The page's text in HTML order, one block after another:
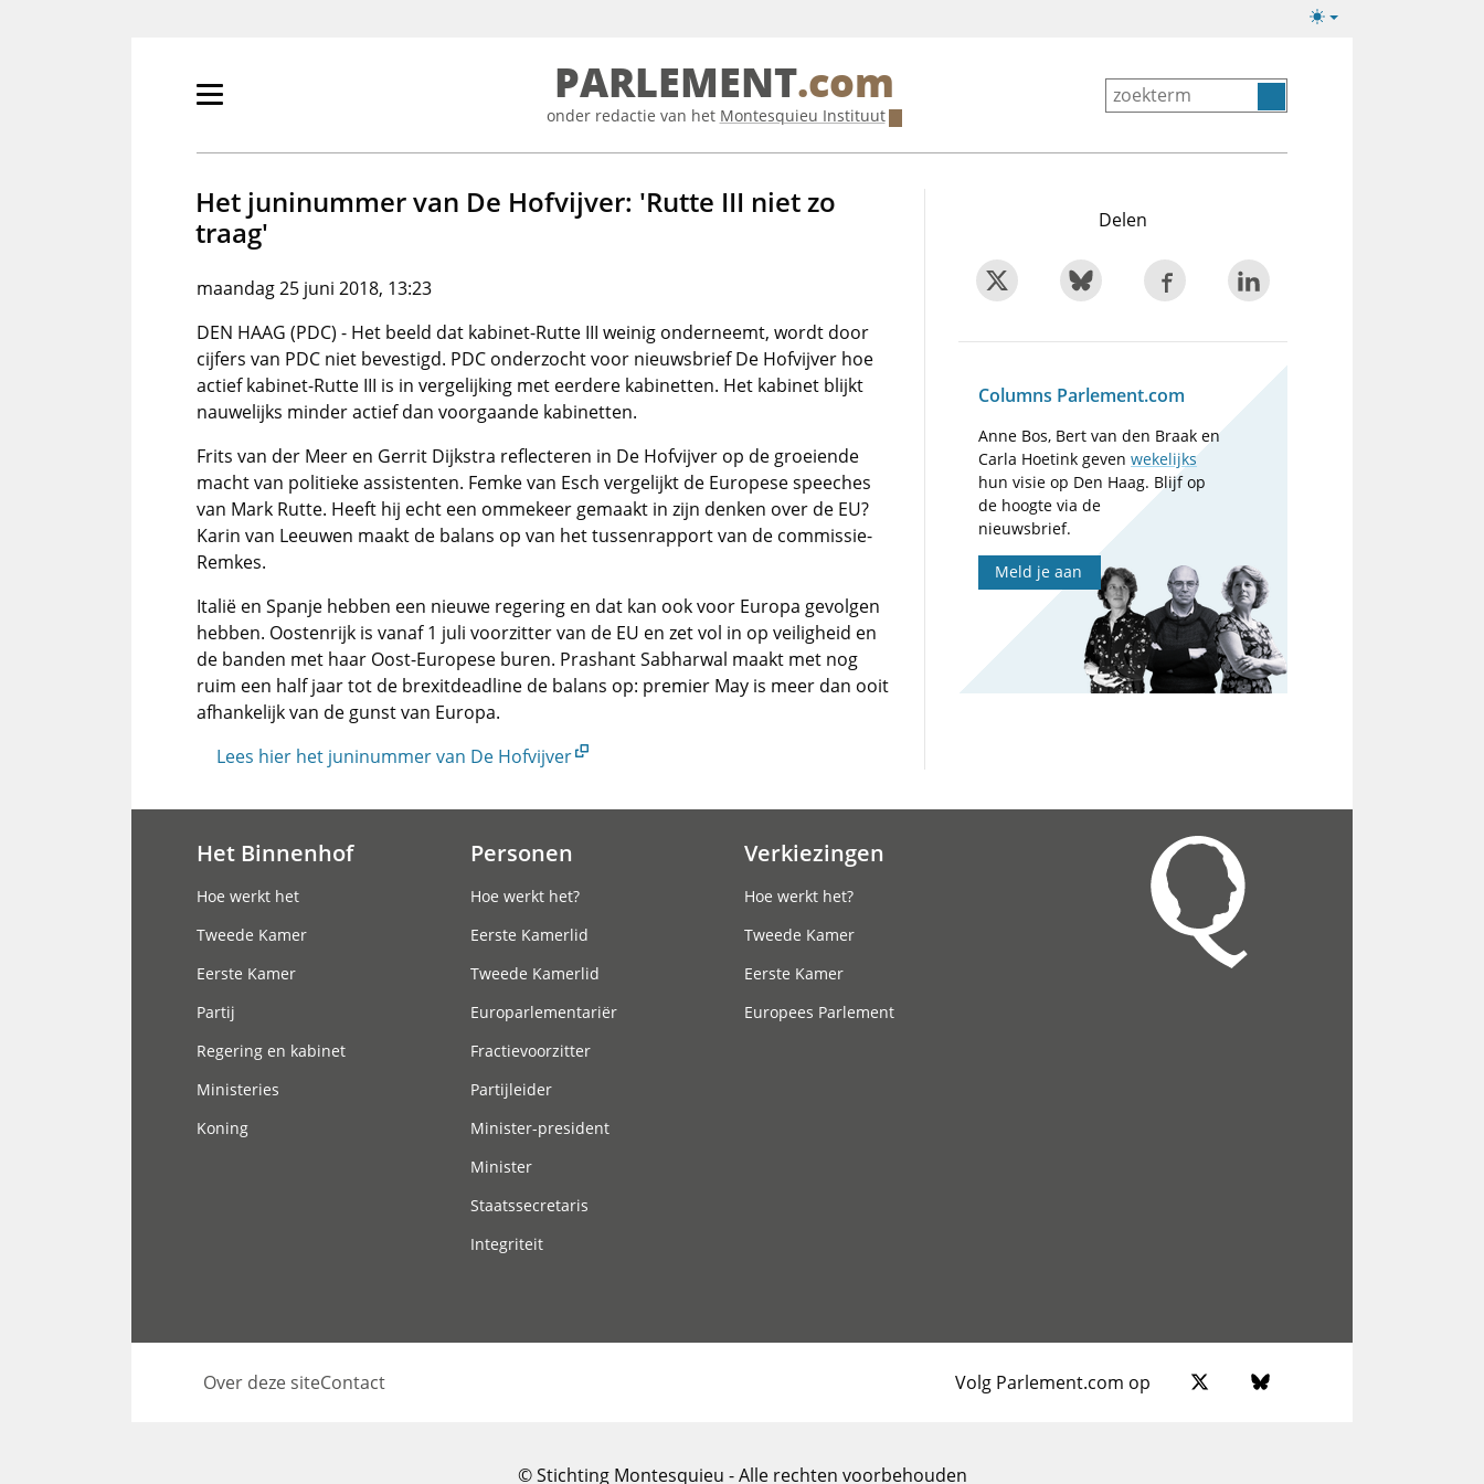
Lichte/donkere
Primair
tonen/verbergen
PARLEMENT.com
onder redactie van het Montesquieu Instituut
Het juninummer van De Hofvijver: 'Rutte III niet zo
traag'
maandag 25 juni 2018, 13:23
DEN HAAG (PDC) - Het beeld dat kabinet-Rutte III weinig onderneemt, wordt door
cijfers van PDC niet bevestigd. PDC onderzocht voor nieuwsbrief De Hofvijver hoe
actief kabinet-Rutte III is in vergelijking met eerdere kabinetten. Het kabinet blijkt
nauwelijks minder actief dan voorgaande kabinetten.
Frits van der Meer en Gerrit Dijkstra reflecteren in De Hofvijver op de groeiende
macht van politieke assistenten. Femke van Esch vergelijkt de Europese speeches
van Mark Rutte. Heeft hij echt een ommekeer gemaakt in zijn denken over de EU?
Karin van Leeuwen maakt de balans op van het tussenrapport van de commissie-
Remkes.
Italië en Spanje hebben een nieuwe regering en dat kan ook voor Europa gevolgen
hebben. Oostenrijk is vanaf 1 juli voorzitter van de EU en zet vol in op veiligheid en
de banden met haar Oost-Europese buren. Prashant Sabharwal maakt met nog
ruim een half jaar tot de brexitdeadline de balans op: premier May is meer dan ooit
afhankelijk van de gunst van Europa.
Lees hier het juninummer van De Hofvijver
Delen
Columns Parlement.com
Anne Bos, Bert van den Braak en
Carla Hoetink gevenwekelijks
hun visie op Den Haag. Blijf op
de hoogte via de
nieuwsbrief.
Meld je aan
Het Binnenhof
Hoe werkt het
Tweede Kamer
Eerste Kamer
Partij
Regering en kabinet
Ministeries
Koning
Personen
Hoe werkt het?
Eerste Kamerlid
Tweede Kamerlid
Europarlementariër
Fractievoorzitter
Partijleider
Minister-president
Minister
Staatssecretaris
Integriteit
Verkiezingen
Hoe werkt het?
Tweede Kamer
Eerste Kamer
Europees Parlement
Over deze siteContact Volg Parlement.com op
© Stichting Montesquieu - Alle rechten voorbehouden